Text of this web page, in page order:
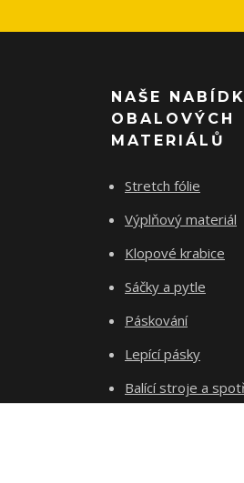
NAŠE
OBALOVÝCH
MATERIÁLŮ
Stretch fólie
Výplňový materiál
Klopové krabice
Sáčky a pytle
Páskování
Lepící pásky
Balící stroje a